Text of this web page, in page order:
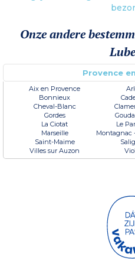
Onze andere
Provence
Aix en Provence
Bonnieux
Cheval-Blanc
Gordes
La Ciotat
Le
Marseille
Montagnac
Saint-Maime
Villes sur Auzon